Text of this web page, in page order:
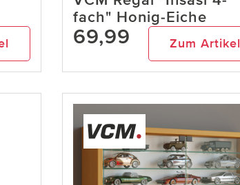
fach" Honig-Eiche
69,99 Zum Artikel